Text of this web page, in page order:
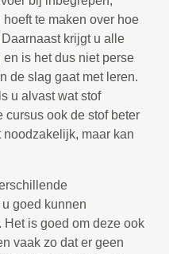
te maken over hoe
krijgt u alle
is het dus niet perse
de slag gaat met leren.
u alvast wat stof
cursus ook de stof beter
maar kan
goed kunnen
is goed om deze ook
vaak zo dat er geen